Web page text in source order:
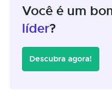
Você é um
líder?
Descubra agora!